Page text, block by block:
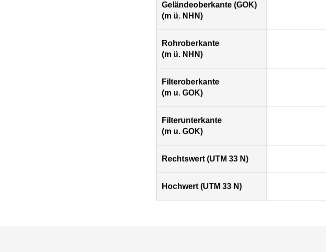
Geländeoberkante (GOK)
(m ü. NHN)
Rohroberkante
(m ü. NHN)
Filteroberkante
(m u. GOK)
Filterunterkante
(m u. GOK)
Rechtswert (UTM 33 N)
Hochwert (UTM 33 N)